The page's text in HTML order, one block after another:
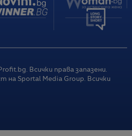
Всички права запазени.
на Sportal Media Group. Всички